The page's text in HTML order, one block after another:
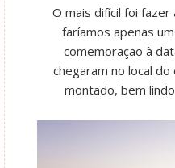
O mais difícil foi fazer
faríamos apenas
comemoração à
chegaram no local
montado, bem